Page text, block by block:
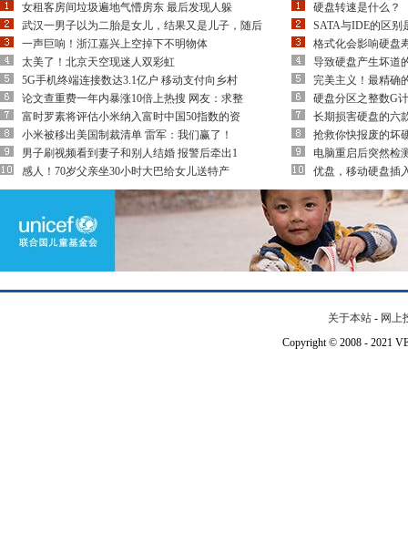
女租客房间垃圾遍地气懵房东 最后发现人躲
武汉一男子以为二胎是女儿，结果又是儿子，随后
一声巨响！浙江嘉兴上空掉下不明物体
太美了！北京天空现迷人双彩虹
5G手机终端连接数达3.1亿户 移动支付向乡村
论文查重费一年内暴涨10倍上热搜 网友：求整
富时罗素将评估小米纳入富时中国50指数的资
小米被移出美国制裁清单 雷军：我们赢了！
男子刷视频看到妻子和别人结婚 报警后牵出1
感人！70岁父亲坐30小时大巴给女儿送特产
硬盘转速是什么？
SATA与IDE的区别
格式化会影响硬盘
导致硬盘产生坏道
完美主义！最精确
硬盘分区之整数G
长期损害硬盘的六
抢救你快报废的坏
电脑重启后突然检
优盘，移动硬盘插
关于本站 - 网上
Copyright © 2008 - 2021